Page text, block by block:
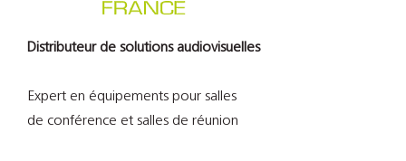
Distributeur de solutions audiovisuelles
Expert en équipements pour salles
de conférence et salles de réunion